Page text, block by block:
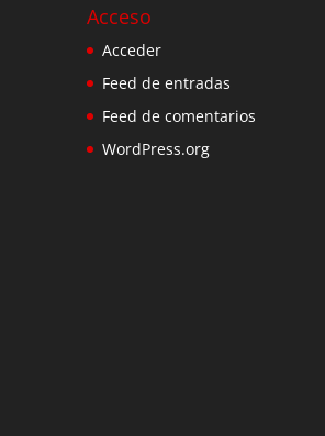
Acceso
Acceder
Feed de entradas
Feed de comentarios
WordPress.org